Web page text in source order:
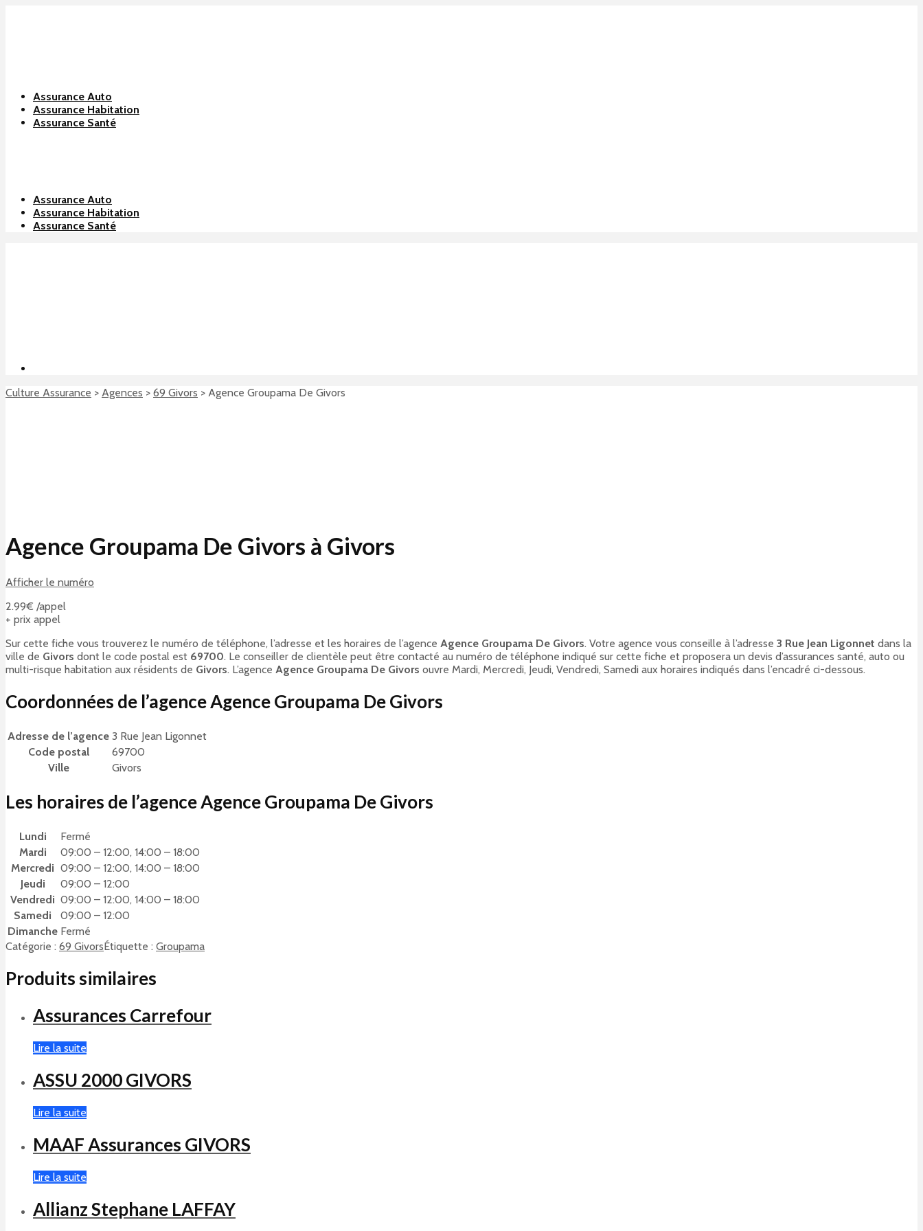
Assurance Auto
Assurance Habitation
Assurance Santé
Assurance Auto
Assurance Habitation
Assurance Santé
Culture Assurance > Agences > 69 Givors > Agence Groupama De Givors
Agence Groupama De Givors à Givors
Afficher le numéro
2.99€ /appel
+ prix appel
Sur cette fiche vous trouverez le numéro de téléphone, l’adresse et les horaires de l’agence Agence Groupama De Givors. Votre agence vous conseille à l’adresse 3 Rue Jean Ligonnet dans la
ville de Givors dont le code postal est 69700. Le conseiller de clientèle peut être contacté au numéro de téléphone indiqué sur cette fiche et proposera un devis d’assurances santé, auto ou
multi-risque habitation aux résidents de Givors. L’agence Agence Groupama De Givors ouvre Mardi, Mercredi, Jeudi, Vendredi, Samedi aux horaires indiqués dans l’encadré ci-dessous.
Coordonnées de l’agence Agence Groupama De Givors
Adresse de l’agence 3 Rue Jean Ligonnet
Code postal
69700
Ville
Givors
Les horaires de l’agence Agence Groupama De Givors
Lundi
Fermé
Mardi
09:00 – 12:00, 14:00 – 18:00
Mercredi 09:00 – 12:00, 14:00 – 18:00
Jeudi
09:00 – 12:00
Vendredi 09:00 – 12:00, 14:00 – 18:00
Samedi
09:00 – 12:00
Dimanche Fermé
Catégorie : 69 GivorsÉtiquette : Groupama
Produits similaires
Assurances Carrefour
Lire la suite
ASSU 2000 GIVORS
Lire la suite
MAAF Assurances GIVORS
Lire la suite
Allianz Stephane LAFFAY